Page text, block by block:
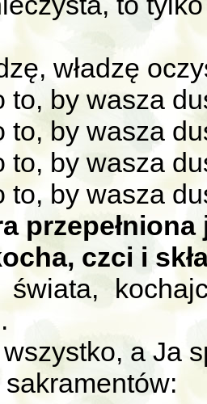
władzę
to, by wasza
to, by wasza
to, by wasza
to, by wasza
czci i
a Ja